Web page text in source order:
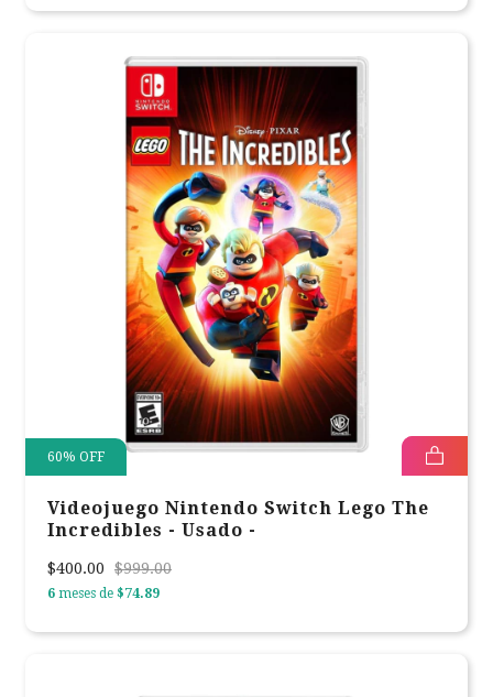
60% OFF
Videojuego Nintendo Switch Lego The
Incredibles - Usado -
$400.00 $999.00
6 meses de $74.89